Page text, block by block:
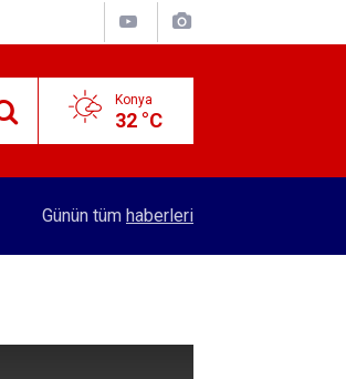
Konya
32 °C
Bankası rezervleri açıklandı
Günün tüm haberleri